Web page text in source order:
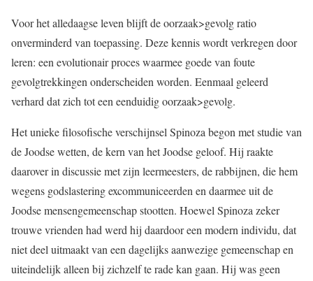
Voor het alledaagse leven blijft de oorzaak>gevolg ratio
onverminderd van toepassing. Deze kennis wordt verkregen door
leren: een evolutionair proces waarmee goede van foute
gevolgtrekkingen onderscheiden worden. Eenmaal geleerd
verhard dat zich tot een eenduidig oorzaak>gevolg.
Het unieke filosofische verschijnsel Spinoza begon met studie van
de Joodse wetten, de kern van het Joodse geloof. Hij raakte
daarover in discussie met zijn leermeesters, de rabbijnen, die hem
wegens godslastering excommuniceerden en daarmee uit de
Joodse mensengemeenschap stootten. Hoewel Spinoza zeker
trouwe vrienden had werd hij daardoor een modern individu, dat
niet deel uitmaakt van een dagelijks aanwezige gemeenschap en
uiteindelijk alleen bij zichzelf te rade kan gaan. Hij was geen